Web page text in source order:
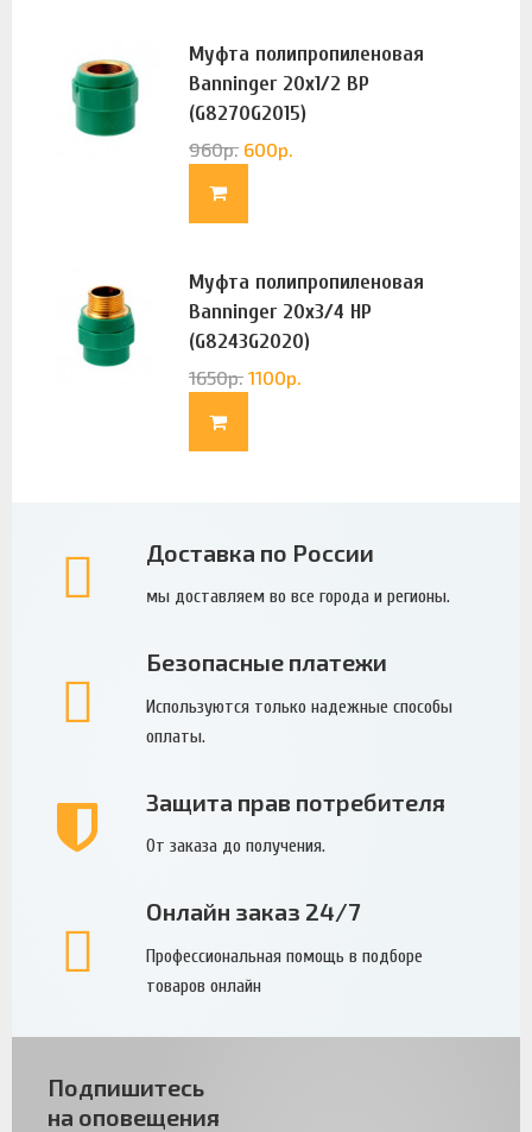
Муфта полипропиленовая
Banninger 20х1/2 ВР
(G8270G2015)
960р. 600р.
Муфта полипропиленовая
Banninger 20х3/4 НР
(G8243G2020)
1650р. 1100р.
Доставка по России
мы доставляем во все города и регионы.
Безопасные платежи
Используются только надежные способы
оплаты.
Защита прав потребителя
От заказа до получения.
Онлайн заказ 24/7
Профессиональная помощь в подборе
товаров онлайн
Подпишитесь
на оповещения